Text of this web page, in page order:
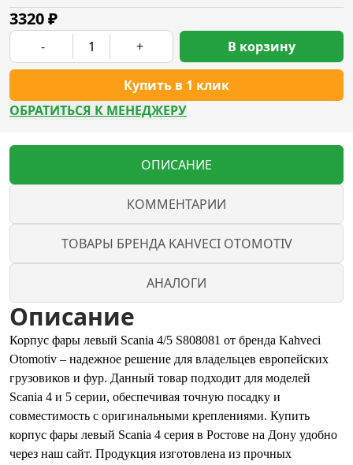
3320₽
- +
Купить в 1 клик
В корзину
ОБРАТИТЬСЯ К МЕНЕДЖЕРУ
ОПИСАНИЕ
КОММЕНТАРИИ
ТОВАРЫ БРЕНДА KAHVECI OTOMOTIV
АНАЛОГИ
Описание
Корпус фары левый Scania 4/5 S808081 от бренда Kahveci
Otomotiv – надежное решение для владельцев европейских
грузовиков и фур. Данный товар подходит для моделей
Scania 4 и 5 серии, обеспечивая точную посадку и
совместимость с оригинальными креплениями. Купить
корпус фары левый Scania 4 серия в Ростове на Дону удобно
через наш сайт. Продукция изготовлена из прочных